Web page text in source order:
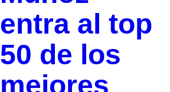
entra al top
50 de los
mejores